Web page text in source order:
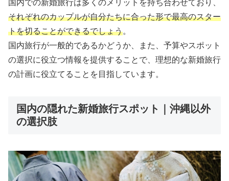
国内での新婚旅行は多くのメリットを持ち合わせており、
それぞれのカップルが自分たちに合った形で最高のスター
トを切ることができるでしょう。
国内旅行が一般的であるかどうか、また、予算やスポット
の選択に役立つ情報を提供することで、理想的な新婚旅行
の計画に役立てることを目指しています。
国内の隠れた新婚旅行スポット｜沖縄以外
の選択肢